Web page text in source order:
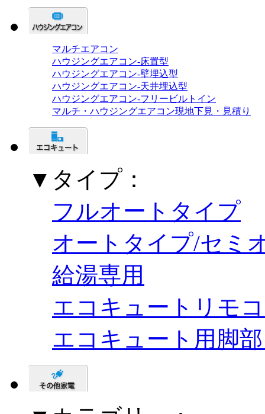
マルチエアコン
ハウジングエアコン-床置型
ハウジングエアコン-壁埋込型
ハウジングエアコン-天井埋込型
ハウジングエアコン-フリービルトイン
マルチ・ハウジングエアコン現地下見・見積り
▼タイプ：
フルオートタイプ
オートタイプ/セミ
給湯専用
エコキュートリモ
エコキュート用脚